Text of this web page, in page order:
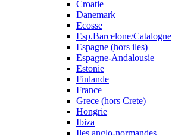
Croatie
Danemark
Ecosse
Esp.Barcelone/Catalogne
Espagne (hors iles)
Espagne-Andalousie
Estonie
Finlande
France
Grece (hors Crete)
Hongrie
Ibiza
Iles anglo-normandes